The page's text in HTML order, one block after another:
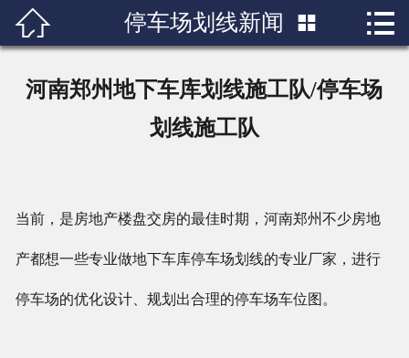
 首页
成功案例
行业知识
人才招聘
 停车场划线新闻  
河南郑州地下车库划线施工队/停车场
划线施工队
当前，是房地产楼盘交房的最佳时期，河南郑州不少房地
产都想一些专业做地下车库停车场划线的专业厂家，进行
停车场的优化设计、规划出合理的停车场车位图。